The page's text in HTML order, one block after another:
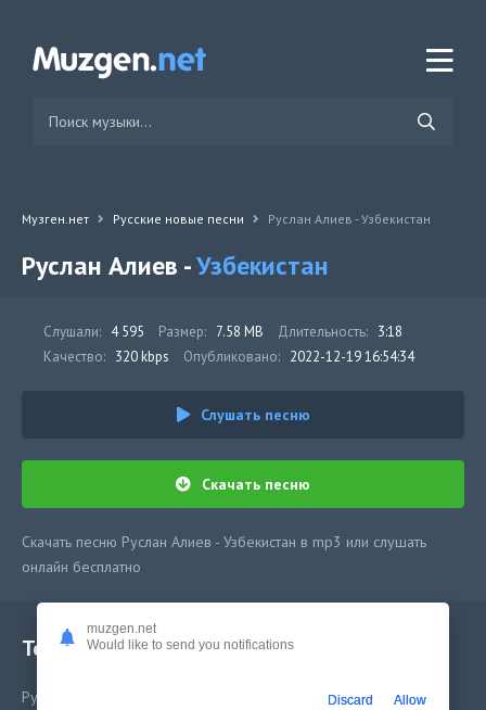
Музген.нет Русские новые песни Руслан Алиев - Узбекистан
Руслан Алиев -Узбекистан
Слушали: 4 595 Размер: 7.58 MB Длительность: 3:18
Качество: 320 kbps Опубликовано: 2022-12-19 16:54:34
Слушать песню
Скачать песню
Скачать песню Руслан Алиев - Узбекистан в mp3 или слушать
онлайн бесплатно
Текст песни
Руслан Алиев - Узбекистан
muzgen.net
Would like to send you notifications
Discard Allow